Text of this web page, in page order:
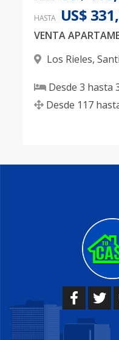
HASTA US$
Los Rieles,
Desde 3 hasta
Desde 117